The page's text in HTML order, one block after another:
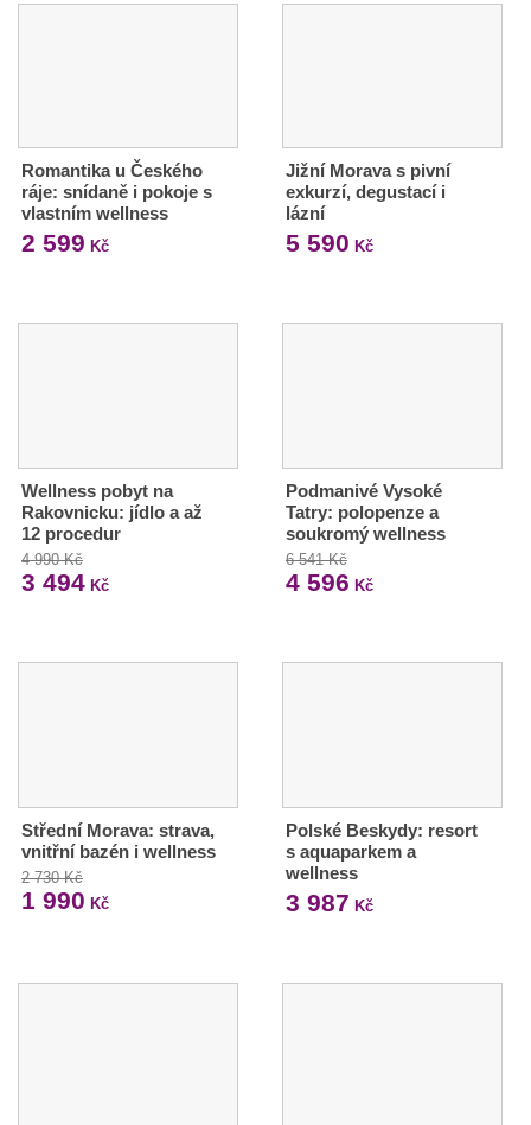
Romantika u Českého
ráje: snídaně i pokoje s
vlastním wellness
2 599 Kč
Jižní Morava s pivní
exkurzí, degustací i
lázní
5 590 Kč
Wellness pobyt na
Rakovnicku: jídlo a až
12 procedur
4 990 Kč
3 494 Kč
Podmanivé Vysoké
Tatry: polopenze a
soukromý wellness
6 541 Kč
4 596 Kč
Střední Morava: strava,
vnitřní bazén i wellness
2 730 Kč
1 990 Kč
Polské Beskydy: resort
s aquaparkem a
wellness
3 987 Kč